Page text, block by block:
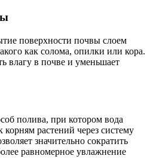
поверхности почвы слоем
как солома, опилки или кора.
влагу в почве и уменьшает
полива, при котором вода
корням растений через систему
значительно сократить
равномерное увлажнение